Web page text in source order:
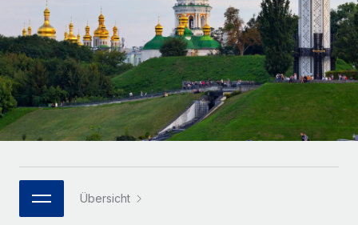
Remote Embedded
Nahtlose Integration der HR in bestehende Abläufe
Plattform
Integrierte HR-Kernfunktionen für dein Team
Verknüpfen
Neu
MCP
Integrationen
Prozessoptimierung mit unverzichtbaren Business-
Mittelstand
Maßgeschneiderte HR-Lösungen, um Teams zu
vergrößern
Enterprise
Globale HR für Konzerne und Großunternehmen
Strategische Technologiepartner
Flexible Einbettung von Global-HR-Funktionen in deine
Plattform
LERNEN MIT REMOTE
Forschung und Leitfäden
Fallstudien
HR-Glossar
Checklisten und Vorlagen
Bibliothek für Stellenbeschreibungen
Webinare
Español
Italiano
Português (Portugal)
日本語
한국어
中文（简体）Übersicht